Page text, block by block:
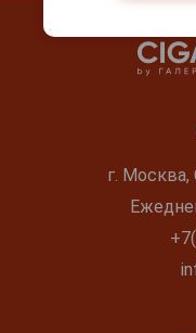
г. Москва,